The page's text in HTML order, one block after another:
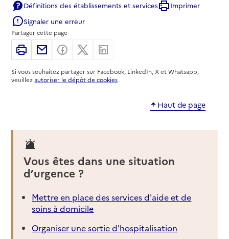
Définitions des établissements et services
Imprimer
Signaler une erreur
Partager cette page
ImprimerPartager par email
Partager sur Facebook
Partager sur X
Si vous souhaitez partager sur Facebook, LinkedIn, X et Whatsapp,
veuillezautoriser le dépôt de cookies .
Haut de page
Vous êtes dans une situation
d’urgence ?
Mettre en place des services d'aide et de
soins à domicile
Organiser une sortie d'hospitalisation